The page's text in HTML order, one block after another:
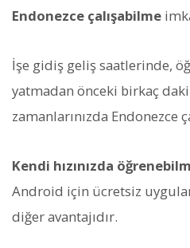
Endonezce çalışabilme
İşe gidiş geliş saatlerinde,
yatmadan önceki birkaç
zamanlarınızda Endonezce
Kendi hızınızda
Android için ücretsiz
diğer avantajıdır.